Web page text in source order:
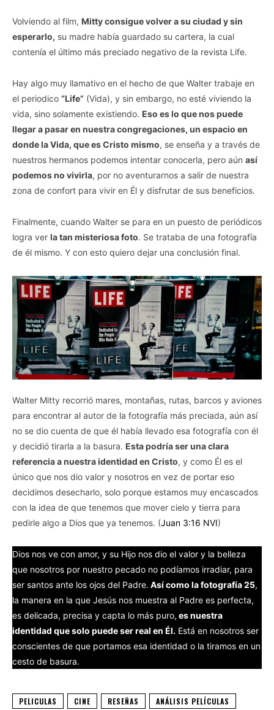
Volviendo al film, Mitty consigue volver a su ciudad y sin
esperarlo, su madre había guardado su cartera, la cual
contenía el último más preciado negativo de la revista Life.
Hay algo muy llamativo en el hecho de que Walter trabaje en
el periodico “Life” (Vida), y sin embargo, no esté viviendo la
vida, sino solamente existiendo. Eso es lo que nos puede
llegar a pasar en nuestra congregaciones, un espacio en
donde la Vida, que es Cristo mismo, se enseña y a través de
nuestros hermanos podemos intentar conocerla, pero aún así
podemos no vivirla, por no aventurarnos a salir de nuestra
zona de confort para vivir en Él y disfrutar de sus beneficios.
Finalmente, cuando Walter se para en un puesto de periódicos
logra ver la tan misteriosa foto. Se trataba de una fotografía
de él mismo. Y con esto quiero dejar una conclusión final.
Walter Mitty recorrió mares, montañas, rutas, barcos y aviones
para encontrar al autor de la fotografía más preciada, aún así
no se dio cuenta de que él había llevado esa fotografía con él
y decidió tirarla a la basura. Esta podría ser una clara
referencia a nuestra identidad en Cristo, y como Él es el
único que nos dio valor y nosotros en vez de portar eso
decidimos desecharlo, solo porque estamos muy encascados
con la idea de que tenemos que mover cielo y tierra para
pedirle algo a Dios que ya tenemos. (Juan 3:16 NVI)
Dios nos ve con amor, y su Hijo nos dio el valor y la belleza
que nosotros por nuestro pecado no podíamos irradiar, para
ser santos ante los ojos del Padre. Así como la fotografía 25,
la manera en la que Jesús nos muestra al Padre es perfecta,
es delicada, precisa y capta lo más puro, es nuestra
identidad que solo puede ser real en Él. Está en nosotros ser
conscientes de que portamos esa identidad o la tiramos en un
cesto de basura.
PELICULAS CINE RESEÑAS ANÁLISIS PELÍCULAS